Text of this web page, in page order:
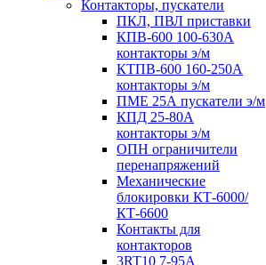
Контакторы, пускатели
ПКЛ, ПВЛ приставки
КПВ-600 100-630А
контакторы э/м
КТПВ-600 160-250А
контакторы э/м
ПМЕ 25А пускатели э/м
КПД 25-80А
контакторы э/м
ОПН ограничители
перенапряжений
Механические
блокировки КТ-6000/
КТ-6600
Контакты для
контакторов
3RT10 7-95А